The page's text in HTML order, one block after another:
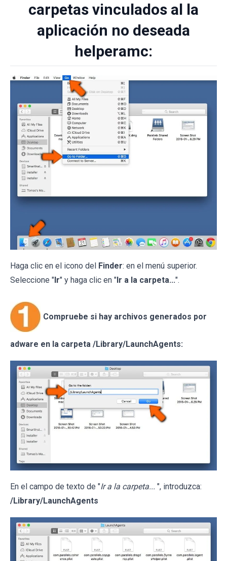
carpetas vinculados al la
aplicación no deseada
helperamc:
Haga clic en el icono del Finder: en el menú superior.
Seleccione " Ir" y haga clic en " Ir a la carpeta...".
Compruebe si hay archivos generados por
adware en la carpeta /Library/LaunchAgents:
En el campo de texto de "Ir a la carpeta... ", introduzca:
/Library/LaunchAgents